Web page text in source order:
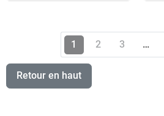
1 2 3 …
Retour en haut